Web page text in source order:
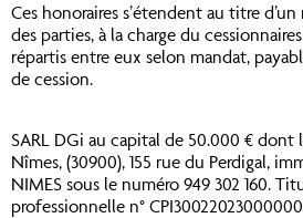
Ces honoraires s’étendent au titre
des parties, à la charge du
répartis entre eux selon mandat,
de cession.
SARL DGi au capital de 50.000 € dont
Nîmes, (30900), 155 rue du Perdigal,
NIMES sous le numéro 949 302 160.
professionnelle n°